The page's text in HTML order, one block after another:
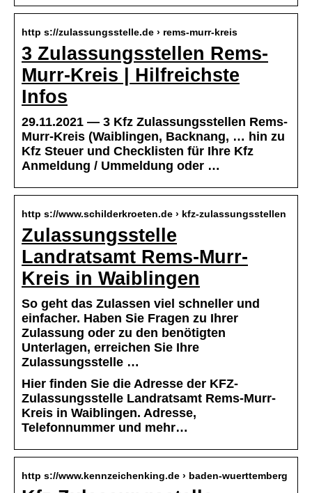
http s://zulassungsstelle.de › rems-murr-kreis
3 Zulassungsstellen Rems-
Murr-Kreis | Hilfreichste
Infos
29.11.2021 — 3 Kfz Zulassungsstellen Rems-
Murr-Kreis (Waiblingen, Backnang, … hin zu
Kfz Steuer und Checklisten für Ihre Kfz
Anmeldung / Ummeldung oder …
http s://www.schilderkroeten.de › kfz-zulassungsstellen
Zulassungsstelle
Landratsamt Rems-Murr-
Kreis in Waiblingen
So geht das Zulassen viel schneller und
einfacher. Haben Sie Fragen zu Ihrer
Zulassung oder zu den benötigten
Unterlagen, erreichen Sie Ihre
Zulassungsstelle …
Hier finden Sie die Adresse der KFZ-
Zulassungsstelle Landratsamt Rems-Murr-
Kreis in Waiblingen. Adresse,
Telefonnummer und mehr…
http s://www.kennzeichenking.de › baden-wuerttemberg